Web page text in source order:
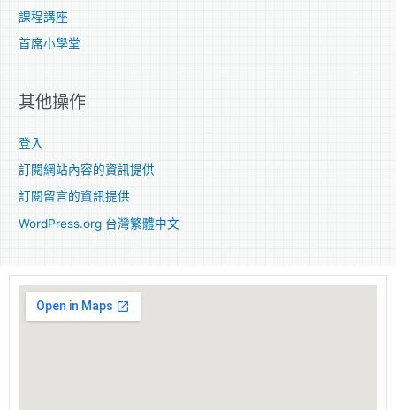
課程講座
首席小學堂
其他操作
登入
訂閱網站內容的資訊提供
訂閱留言的資訊提供
WordPress.org 台灣繁體中文